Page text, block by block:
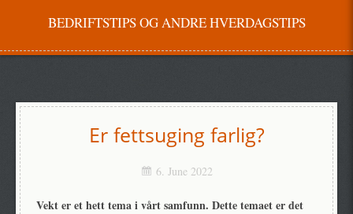
BEDRIFTSTIPS OG ANDRE HVERDAGSTIPS
Er fettsuging farlig?
6. June 2022
Vekt er et hett tema i vårt samfunn. Dette temaet er det